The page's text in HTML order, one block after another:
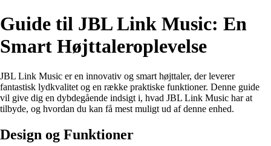
Guide til JBL Link Music: En
Smart Højttaleroplevelse
JBL Link Music er en innovativ og smart højttaler, der leverer
fantastisk lydkvalitet og en række praktiske funktioner. Denne guide
vil give dig en dybdegående indsigt i, hvad JBL Link Music har at
tilbyde, og hvordan du kan få mest muligt ud af denne enhed.
Design og Funktioner